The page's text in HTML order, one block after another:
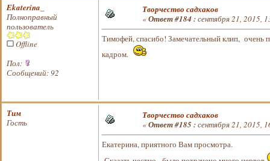
Ekaterina_
Полноправный
пользователь
Offline
Пол:
Сообщений: 92
Творчество садхаков
«Ответ #184 :сентября 21, 2015,
Тимофей, спасибо! Замечательный клип, очень
кадром.
Тим
Гость
Творчество садхаков
«Ответ #185 :сентября 21, 2015,
Екатерина, приятного Вам просмотра.